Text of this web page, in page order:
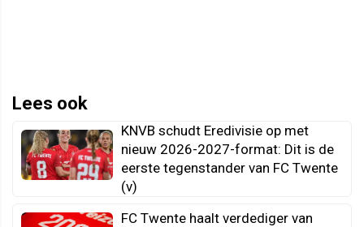
Lees ook
KNVB schudt Eredivisie op met
nieuw 2026-2027-format: Dit is de
eerste tegenstander van FC Twente
(v)
FC Twente haalt verdediger van